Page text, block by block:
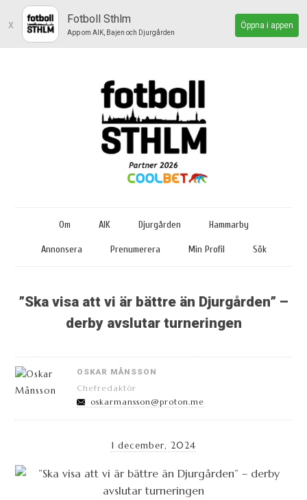
x Fotboll Sthlm
App om AIK, Bajen och Djurgården
Öppna i appen
Om AIK Djurgården Hammarby
Annonsera Prenumerera Min Profil Sök
”Ska visa att vi är bättre än Djurgården” –
derby avslutar turneringen
OSKAR MÅNSSON
Chefredaktör
oskarmansson@proton.me
1 december, 2024